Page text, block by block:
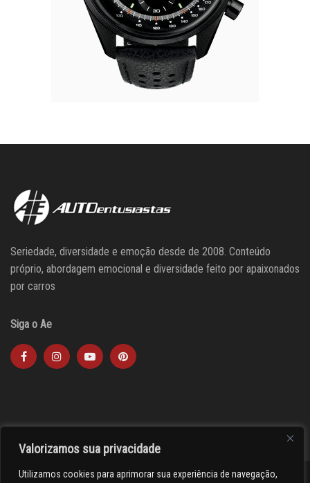
Valorizamos sua privacidade
Utilizamos cookies para aprimorar sua experiência de navegação,
Seriedade, diversidade e emoção desde de 2008. Conteúdo
próprio, abordagem emocional e diversidade feito por apaixonados
por carros
Siga o Ae